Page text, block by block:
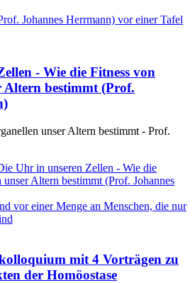
- Wie die Fitness von
Altern bestimmt (Prof.
unser Altern bestimmt - Prof.
Uhr in unseren Zellen - Wie die
Altern bestimmt (Prof. Johannes
mit 4 Vorträgen zu
der Homöostase